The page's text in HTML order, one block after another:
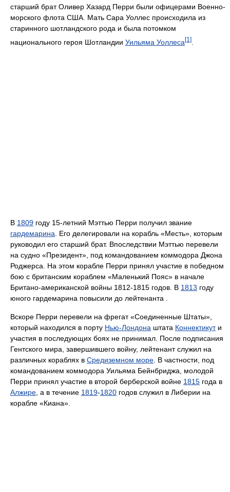
старший брат Оливер Хазард Перри были офицерами Военно-
морского флота США. Мать Сара Уоллес происходила из
старинного шотландского рода и была потомком
национального героя Шотландии Уильяма Уоллеса[1]
В 1809 году 15-летний Мэттью Перри получил звание
гардемарина . Его делегировали на корабль «Месть», которым
руководил его старший брат. Впоследствии Мэттью перевели
на судно «Президент», под командованием коммодора Джона
Роджерса. На этом корабле Перри принял участие в победном
бою с британским кораблем «Маленький Пояс» в начале
Британо-американской войны 1812-1815 годов. В 1813 году
юного гардемарина повысили до лейтенанта .
Вскоре Перри перевели на фрегат «Соединенные Штаты»,
который находился в порту Нью-Лондона штата Коннектикути
участия в последующих боях не принимал. После подписания
Гентского мира, завершившего войну, лейтенант служил на
различных кораблях в Средиземном море . В частности, под
командованием коммодора Уильяма Бейнбриджа, молодой
Перри принял участие в второй берберской войне 1815 года в
Алжире , а в течение 1819-1820 годов служил в Либерии на
корабле «Киана».